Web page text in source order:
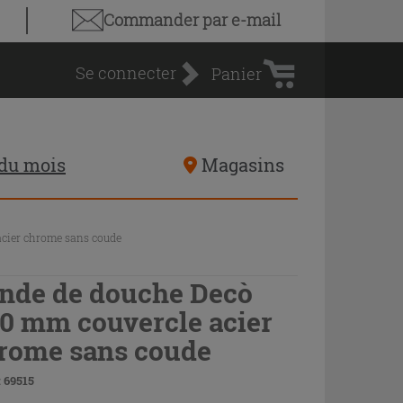
Commander par e-mail
Se connecter
d'achat
Panier
mois Magasins
chrome sans coude
de douche Decò
mm couvercle acier
sans coude
69515